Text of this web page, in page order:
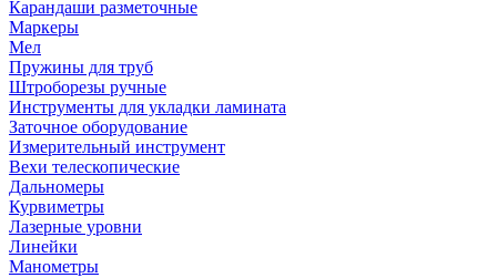
Карандаши разметочные
Маркеры
Мел
Пружины для труб
Штроборезы ручные
Инструменты для укладки ламината
Заточное оборудование
Измерительный инструмент
Вехи телескопические
Дальномеры
Курвиметры
Лазерные уровни
Линейки
Манометры